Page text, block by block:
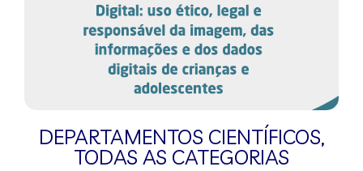
DEPARTAMENTOS CIENTÍFICOS,
TODAS AS CATEGORIAS